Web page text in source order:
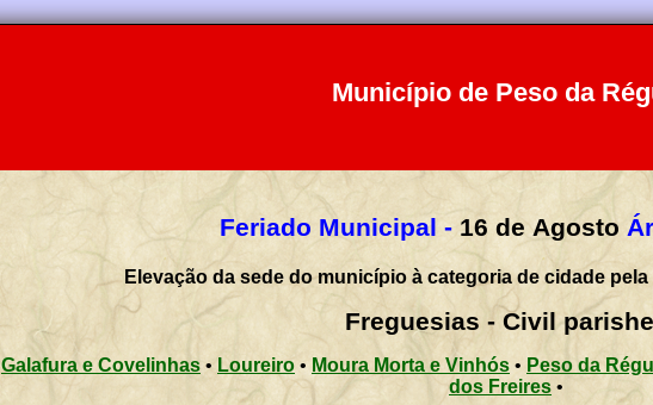
Município de Peso da
Feriado Municipal - 16 de Agosto
Elevação da sede do município à categoria de cidade pela
Freguesias - Civil
Galafura e Covelinhas • Loureiro • Moura Morta e Vinhós • Peso da
dos Freires •